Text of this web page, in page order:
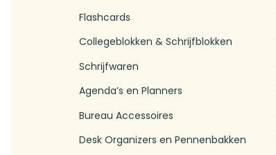
Flashcards
Collegeblokken & Schrijfblokken
Schrijfwaren
Agenda’s en Planners
Bureau Accessoires
Desk Organizers en Pennenbakken